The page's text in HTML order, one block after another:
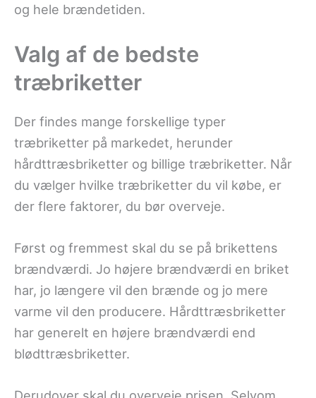
og hele brændetiden.
Valg af de bedste
træbriketter
Der findes mange forskellige typer
træbriketter på markedet, herunder
hårdttræsbriketter og billige træbriketter. Når
du vælger hvilke træbriketter du vil købe, er
der flere faktorer, du bør overveje.
Først og fremmest skal du se på brikettens
brændværdi. Jo højere brændværdi en briket
har, jo længere vil den brænde og jo mere
varme vil den producere. Hårdttræsbriketter
har generelt en højere brændværdi end
blødttræsbriketter.